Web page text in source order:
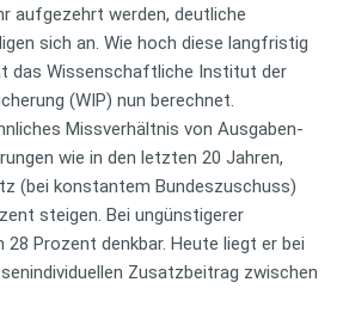
aufgezehrt werden, deutliche
sich an. Wie hoch diese langfristig
das Wissenschaftliche Institut der
(WIP) nun berechnet.
Missverhältnis von Ausgaben-
wie in den letzten 20 Jahren,
(bei konstantem Bundeszuschuss)
steigen. Bei ungünstigerer
28 Prozent denkbar. Heute liegt er bei
Zusatzbeitrag zwischen